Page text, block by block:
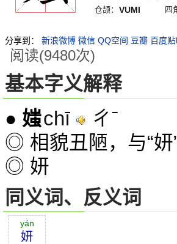
仓颉： VUMI 四
分享到： 新浪微博 微信 QQ空间 豆瓣 百度贴
阅读(9480次)
基本字义解释
● 媸chī ㄔˉ
◎ 相貌丑陋，与“妍
◎ 妍
同义词、反义词
yán
妍